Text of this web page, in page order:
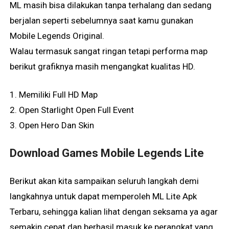
ML masih bisa dilakukan tanpa terhalang dan sedang
berjalan seperti sebelumnya saat kamu gunakan
Mobile Legends Original.
Walau termasuk sangat ringan tetapi performa map
berikut grafiknya masih mengangkat kualitas HD.
1. Memiliki Full HD Map
2. Open Starlight Open Full Event
3. Open Hero Dan Skin
Download Games Mobile Legends Lite
Berikut akan kita sampaikan seluruh langkah demi
langkahnya untuk dapat memperoleh ML Lite Apk
Terbaru, sehingga kalian lihat dengan seksama ya agar